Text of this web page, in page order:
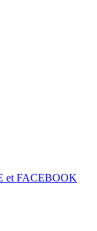
et FACEBOOK